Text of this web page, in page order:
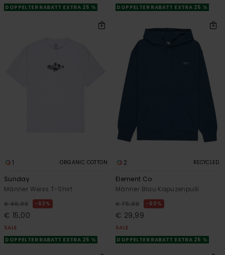
DOPPELTER RABATT EXTRA 25 %
DOPPELTER RABATT EXTRA 25 %
1 ORGANIC COTTON
Sunday
Männer Weiss T-Shirt
€ 40,00 63%
€ 15,00
SALE
DOPPELTER RABATT EXTRA 25 %
2 RECYCLED
Element Co
Männer Blau Kapuzenpulli
€ 75,00 60%
€ 29,99
SALE
DOPPELTER RABATT EXTRA 25 %